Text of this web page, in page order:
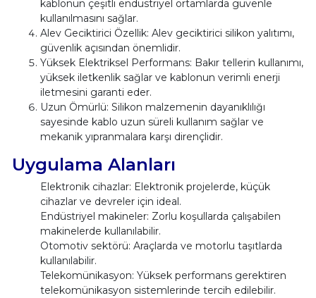
kablonun çeşitli endüstriyel ortamlarda güvenle
kullanılmasını sağlar.
Alev Geciktirici Özellik: Alev geciktirici silikon yalıtımı,
güvenlik açısından önemlidir.
Yüksek Elektriksel Performans: Bakır tellerin kullanımı,
yüksek iletkenlik sağlar ve kablonun verimli enerji
iletmesini garanti eder.
Uzun Ömürlü: Silikon malzemenin dayanıklılığı
sayesinde kablo uzun süreli kullanım sağlar ve
mekanik yıpranmalara karşı dirençlidir.
Uygulama Alanları
Elektronik cihazlar: Elektronik projelerde, küçük
cihazlar ve devreler için ideal.
Endüstriyel makineler: Zorlu koşullarda çalışabilen
makinelerde kullanılabilir.
Otomotiv sektörü: Araçlarda ve motorlu taşıtlarda
kullanılabilir.
Telekomünikasyon: Yüksek performans gerektiren
telekomünikasyon sistemlerinde tercih edilebilir.